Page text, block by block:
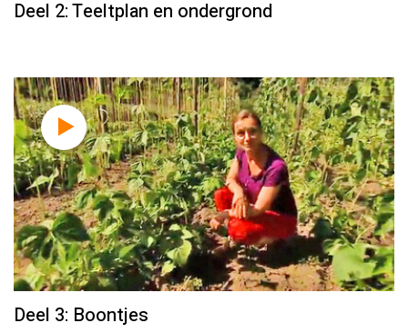
Deel 2: Teeltplan en ondergrond
Deel 3: Boontjes